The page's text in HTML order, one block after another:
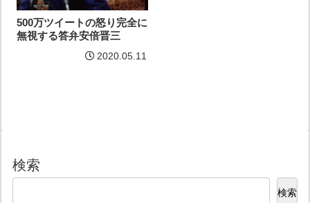
500万ツイートの怒り完全に
無視する答弁安倍晋三
2020.05.11
検索
検索